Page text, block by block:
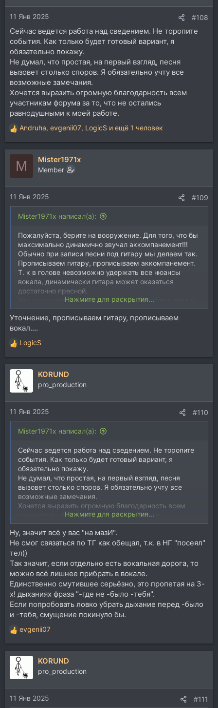
и
:11 Янв 2025 #108
Сейчас ведется работа над сведением. Не торопите
события. Как только будет готовый вариант, я
обязательно покажу.
Не думал, что простая, на первый взгляд, песня
вызовет столько споров. Я обязательно учту все
возможные замечания.
Хочется выразить огромную благодарность всем
участникам форума за то, что не остались
равнодушными к моей работе.
Р
е
а
и
и
:
Andruha, evgenii07, LogicS и ещё 1 человек
M Mister1971x
Member
11 Янв 2025 #109
Mister1971x написал(а):
Пожалуйста, берите на вооружение. Для того, что бы
максимально динамично звучал аккомпанемент!!!
Обычно при записи песни под гитару мы делаем так.
Прописываем гитару, прописываем аккомпанемент.
Т. к в голове невозможно удержать все нюансы
вокала, динамически гитара может оказаться
достаточно пресной.
Что и получилось изначально. Тогда я удалил трек с
гитарой, и прописал гитару повторно, со всеми
штрихами.
В партии гитары присутствует голосоведение. Вроде
первый взгляд. Арпеджио играешь тише,
голосоведением делаешь акцеты. Можно разделить
на 2 партии гитары. Я попробовал. Не понравилось. В
итоге прописал арпеджио+голосоведение в один
проход.
Нажмите для раскрытия...
Уточнение, прописываем гитару, прописываем
вокал....
Р
е
а
и
и
:
LogicS
KORUND
pro_production
11 Янв 2025 #110
Mister1971x написал(а):
Сейчас ведется работа над сведением. Не торопите
события. Как только будет готовый вариант, я
обязательно покажу.
Не думал, что простая, на первый взгляд, песня
вызовет столько споров. Я обязательно учту все
возможные замечания.
Хочется выразить огромную благодарность всем
участникам форума за то, что не остались
равнодушными к моей работе.
Нажмите для раскрытия...
Ну, значит всё у вас "на мазИ".
Не смог связаться по ТГ как обещал, т.к. в НГ "посеял"
тел))
Так значит, если отдельно есть вокальная дорога, то
можно всё лишнее прибрать в вокале.
Единственно смутившее серьёзно, это пропетая на 3-
х! дыханиях фраза "-где не -было -тебя".
Если попробовать ловко убрать дыхание перед -было
и -тебя, смущение покинуло бы.
Р
е
а
и
и
:
evgenii07
KORUND
pro_production
11 Янв 2025 #111